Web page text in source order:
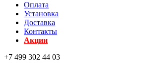
Оплата
Установка
Доставка
Контакты
Акции
+7 499 302 44 03